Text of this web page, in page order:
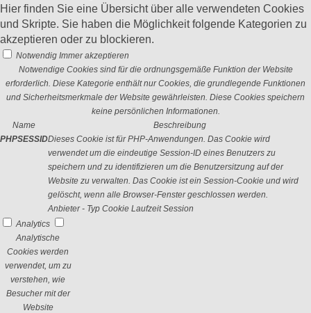
Hier finden Sie eine Übersicht über alle verwendeten Cookies
und Skripte. Sie haben die Möglichkeit folgende Kategorien zu
akzeptieren oder zu blockieren.
Notwendig Immer akzeptieren
Notwendige Cookies sind für die ordnungsgemäße Funktion der Website
erforderlich. Diese Kategorie enthält nur Cookies, die grundlegende Funktionen
und Sicherheitsmerkmale der Website gewährleisten. Diese Cookies speichern
keine persönlichen Informationen.
Name
Beschreibung
PHPSESSIDDieses Cookie ist für PHP-Anwendungen. Das Cookie wird
verwendet um die eindeutige Session-ID eines Benutzers zu
speichern und zu identifizieren um die Benutzersitzung auf der
Website zu verwalten. Das Cookie ist ein Session-Cookie und wird
gelöscht, wenn alle Browser-Fenster geschlossen werden.
Anbieter - Typ Cookie Laufzeit Session
Analytics
Analytische
Cookies werden
verwendet, um zu
verstehen, wie
Besucher mit der
Website